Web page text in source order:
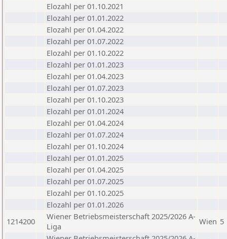
Elozahl per 01.10.2021
Elozahl per 01.01.2022
Elozahl per 01.04.2022
Elozahl per 01.07.2022
Elozahl per 01.10.2022
Elozahl per 01.01.2023
Elozahl per 01.04.2023
Elozahl per 01.07.2023
Elozahl per 01.10.2023
Elozahl per 01.01.2024
Elozahl per 01.04.2024
Elozahl per 01.07.2024
Elozahl per 01.10.2024
Elozahl per 01.01.2025
Elozahl per 01.04.2025
Elozahl per 01.07.2025
Elozahl per 01.10.2025
Elozahl per 01.01.2026
1214200
Wiener Betriebsmeisterschaft 2025/2026 A-
Liga
Wien 5